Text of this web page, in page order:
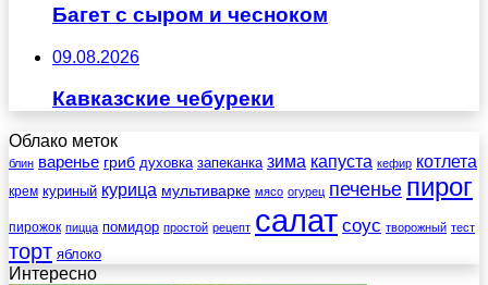
Багет с сыром и чесноком
09.08.2026
Кавказские чебуреки
Облако меток
блин варенье гриб духовка запеканка зима капуста кефир котлета
крем куриный курица мультиварке мясо огурец печенье пирог
пирожок пицца помидор простой рецепт салат соус творожный тест
торт яблоко
Интересно